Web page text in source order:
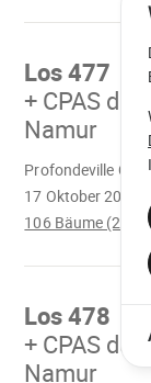
Mach
Los 477
+ CPAS du
Namur
17 Oktober 2024
Profondeville Cne
106 Bäume (21m³)
Mach
Los 478
+ CPAS du
Namur